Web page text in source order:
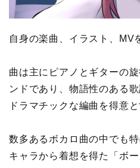
自身の楽曲、イラスト、MV
曲は主にピアノとギターの
ンドであり、物語性のある
ドラマチックな編曲を得意と
数多あるボカロ曲の中でも
キャラから着想を得た「ボ